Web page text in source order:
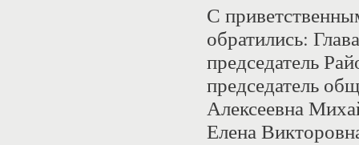
С
обратились:
председатель
председатель
Алексеевна
Елена